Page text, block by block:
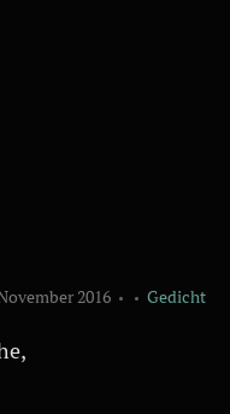
2016 Gedicht